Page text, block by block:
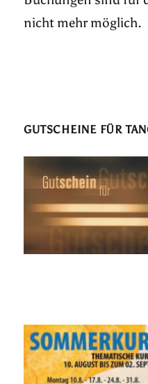
nicht mehr möglich.
GUTSCHEINE FÜR